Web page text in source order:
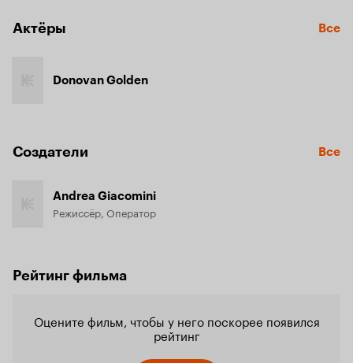
Актёры Все
Donovan Golden
Создатели Все
Andrea Giacomini
Режиссёр, Оператор
Рейтинг фильма
Оцените фильм, чтобы у него поскорее появился
рейтинг